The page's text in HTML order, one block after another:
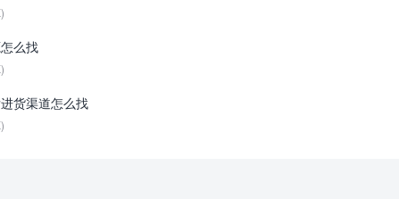
么找
货渠道怎么找